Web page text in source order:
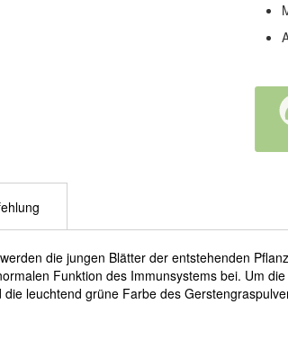
die jungen Blätter der entstehenden
Funktion des Immunsystems bei. Um
leuchtend grüne Farbe des